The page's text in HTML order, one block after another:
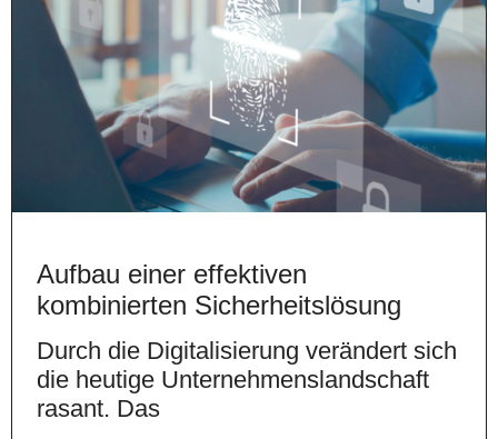
Aufbau einer effektiven
kombinierten Sicherheitslösung
Durch die Digitalisierung verändert sich
die heutige Unternehmenslandschaft
rasant. Das